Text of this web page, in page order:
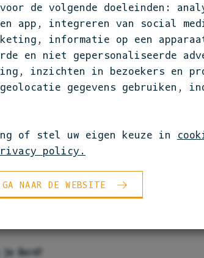
- TestTafel,
De Sering,
voor een eerlijker
door middel van
biedt niet alleen een
het financieren van
Bord?
de volgende doeleinden:
app, integreren van social
informatie op een
en niet gepersonaliseerde
inzichten in bezoekers en
geolocatie gegevens gebruiken,
of stel uw eigen keuze in
policy.
NAAR DE WEBSITE